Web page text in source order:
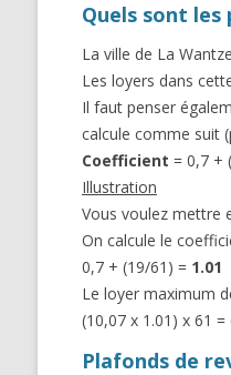
Quels sont les
La ville de La
Les loyers dans
Il faut penser
calcule comme suit
Coefficient = 0,7 +
Illustration
Vous voulez mettre
On calcule le
0,7 + (19/61) = 1.01
Le loyer maximum
(10,07 x 1.01) x 61
Plafonds de